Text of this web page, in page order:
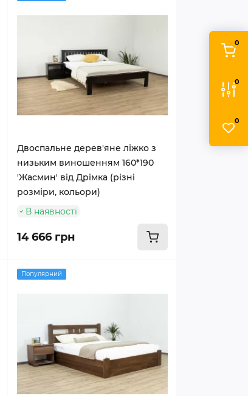
0
0
0
Двоспальне дерев'яне ліжко з
низьким виношенням 160*190
'Жасмин' від Дрімка (різні
розміри, кольори)
В наявності
14 666 грн
Популярний